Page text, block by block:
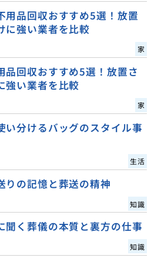
用品回収おすすめ5選！放置
に強い業者を比較
家
品回収おすすめ5選！放置さ
強い業者を比較
家
い分けるバッグのスタイル事
生活
りの記憶と葬送の精神
知識
聞く葬儀の本質と裏方の仕事
知識